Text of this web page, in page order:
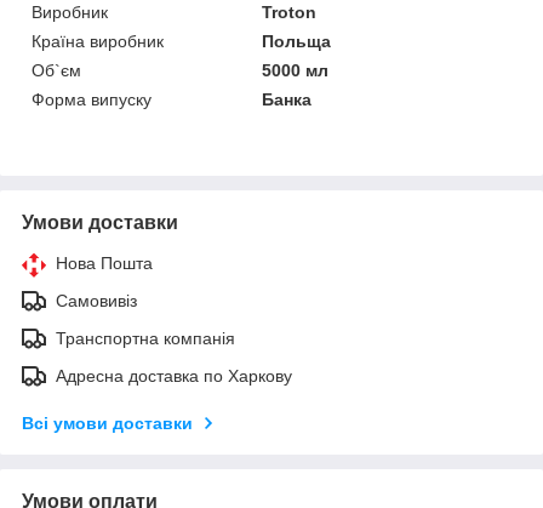
Виробник
Troton
Країна виробник
Польща
Об`єм
5000 мл
Форма випуску
Банка
Умови доставки
Нова Пошта
Самовивіз
Транспортна компанія
Адресна доставка по Харкову
Всі умови доставки
Умови оплати